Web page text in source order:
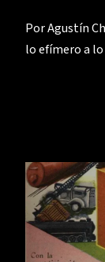
Por Agustín
lo efímero a